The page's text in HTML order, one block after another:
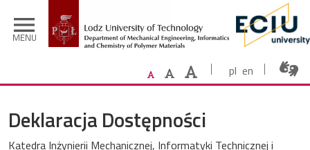
menu
MENU
pl en
Deklaracja Dostępności
Katedra Inżynierii Mechanicznej, Informatyki Technicznej i